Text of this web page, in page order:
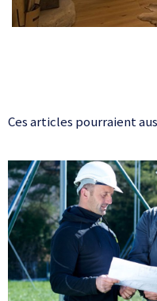
Ces articles pourraient